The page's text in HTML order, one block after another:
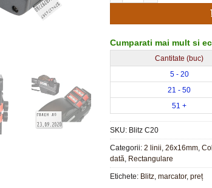
Cumparati mai mult si
Cantitate (buc)
5 - 20
21 - 50
51 +
SKU: Blitz C20
Categorii: 2 linii, 26x16mm,
dată, Rectangulare
Etichete: Blitz, marcator, preț